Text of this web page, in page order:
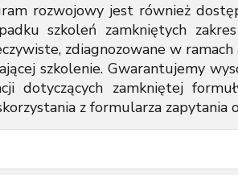
rozwojowy jest również
szkoleń zamkniętych
zdiagnozowane w
szkolenie. Gwarantujemy
dotyczących zamkniętej
z formularza zapytania